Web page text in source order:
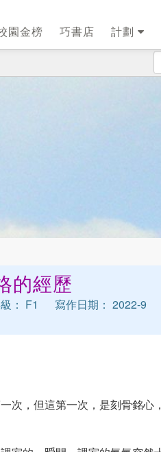
園金榜 巧書店 計劃
的經歷
： F1 寫作日期： 2022-9
次，但這第一次，是刻骨銘